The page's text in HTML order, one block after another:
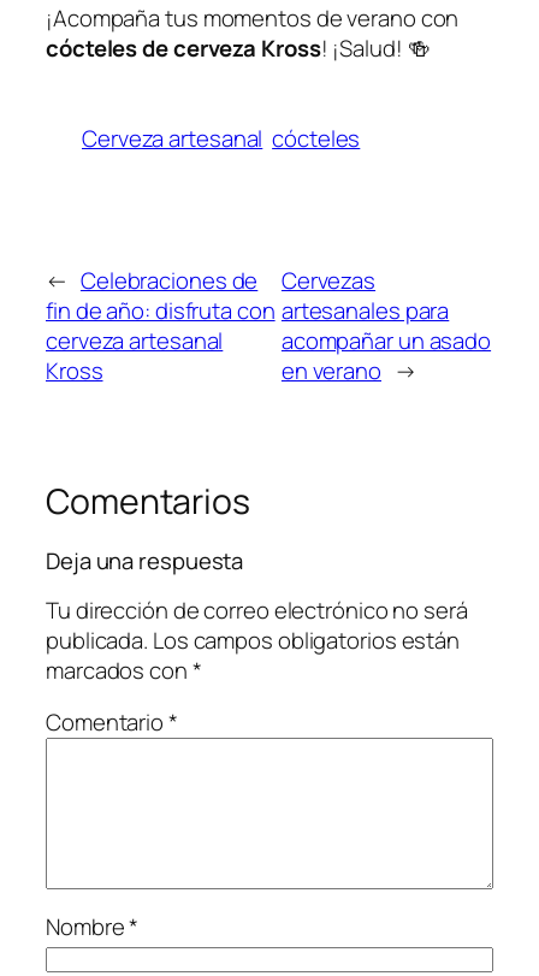
¡Acompaña tus momentos de verano con
cócteles de cerveza Kross! ¡Salud! 🍻
Cerveza artesanal cócteles
← Celebraciones de
fin de año: disfruta con
cerveza artesanal
Kross
Cervezas
artesanales para
acompañar un asado
en verano →
Comentarios
Deja una respuesta
Tu dirección de correo electrónico no será
publicada. Los campos obligatorios están
marcados con*
Comentario*
Nombre*